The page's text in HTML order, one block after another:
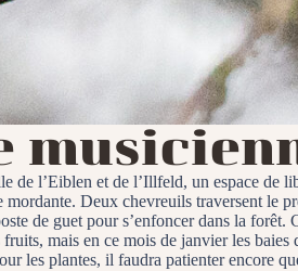
de l’Eiblen et de l’Illfeld, un espace
Deux chevreuils traversent le
de guet pour s’enfoncer dans la
mais en ce mois de janvier les
les plantes, il faudra patienter encore